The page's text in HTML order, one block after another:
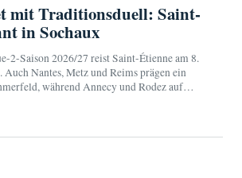
mit Traditionsduell: Saint-
in Sochaux
2-Saison 2026/27 reist Saint-Étienne am 8.
Auch Nantes, Metz und Reims prägen ein
während Annecy und Rodez auf